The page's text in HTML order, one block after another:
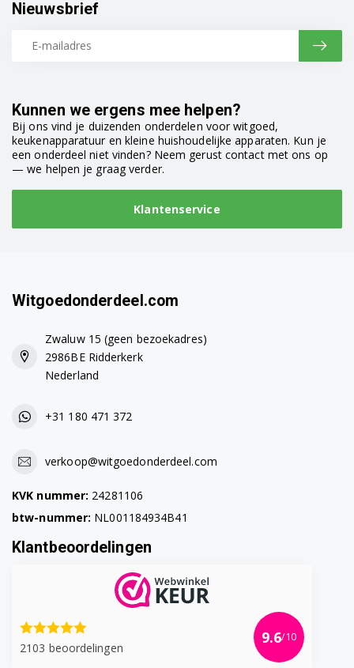
Kunnen we ergens mee helpen?
Bij ons vind je duizenden onderdelen voor witgoed,
keukenapparatuur en kleine huishoudelijke apparaten. Kun je
een onderdeel niet vinden? Neem gerust contact met ons op
— we helpen je graag verder.
Klantenservice
Nieuwsbrief
Witgoedonderdeel.com
Zwaluw 15 (geen bezoekadres)
2986BE Ridderkerk
Nederland
+31 180 471 372
verkoop@witgoedonderdeel.com
KVK nummer: 24281106
btw-nummer: NL001184934B41
Klantbeoordelingen
2103 beoordelingen
9.6/10